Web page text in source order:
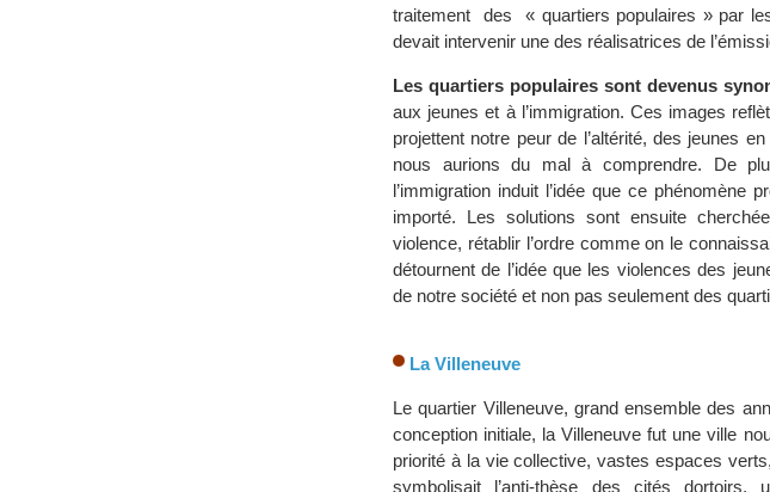
traitement des « quartiers populaires » par
devait intervenir une des réalisatrices de
Les quartiers populaires sont devenus
aux jeunes et à l’immigration. Ces images
projettent notre peur de l’altérité, des jeunes
nous aurions du mal à comprendre. De
l’immigration induit l’idée que ce phénomène
importé. Les solutions sont ensuite
violence, rétablir l’ordre comme on le
détournent de l’idée que les violences des
de notre société et non pas seulement des
La Villeneuve
Le quartier Villeneuve, grand ensemble des
conception initiale, la Villeneuve fut une ville
priorité à la vie collective, vastes espaces
symbolisait l’anti-thèse des cités